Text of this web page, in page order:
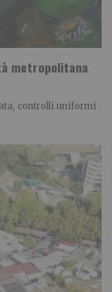
metropolitana
controlli uniformi